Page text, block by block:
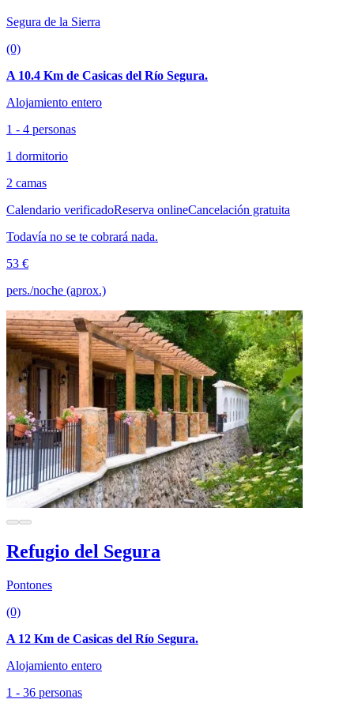
Segura de la Sierra
(0)
A 10.4 Km de Casicas del Río Segura.
Alojamiento entero
1 - 4 personas
1 dormitorio
2 camas
Calendario verificadoReserva onlineCancelación gratuita
Todavía no se te cobrará nada.
53 €
pers./noche (aprox.)
Refugio del Segura
Pontones
(0)
A 12 Km de Casicas del Río Segura.
Alojamiento entero
1 - 36 personas